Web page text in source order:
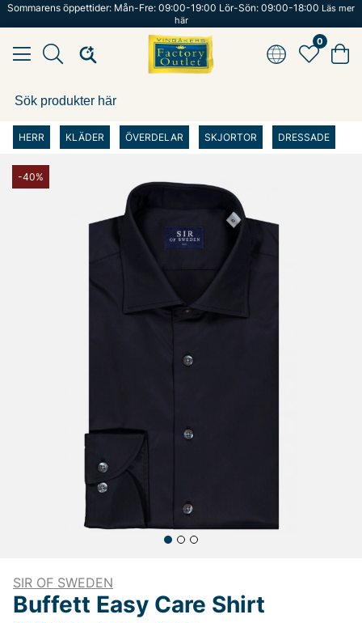
Sommarens öppettider: Mån-Fre: 09:00-19:00 Lör-Sön: 09:00-18:00 Läs mer
här
0
HERR KLÄDER ÖVERDELAR SKJORTOR DRESSADE
-40%
SIR OF SWEDEN
Buffett Easy Care Shirt